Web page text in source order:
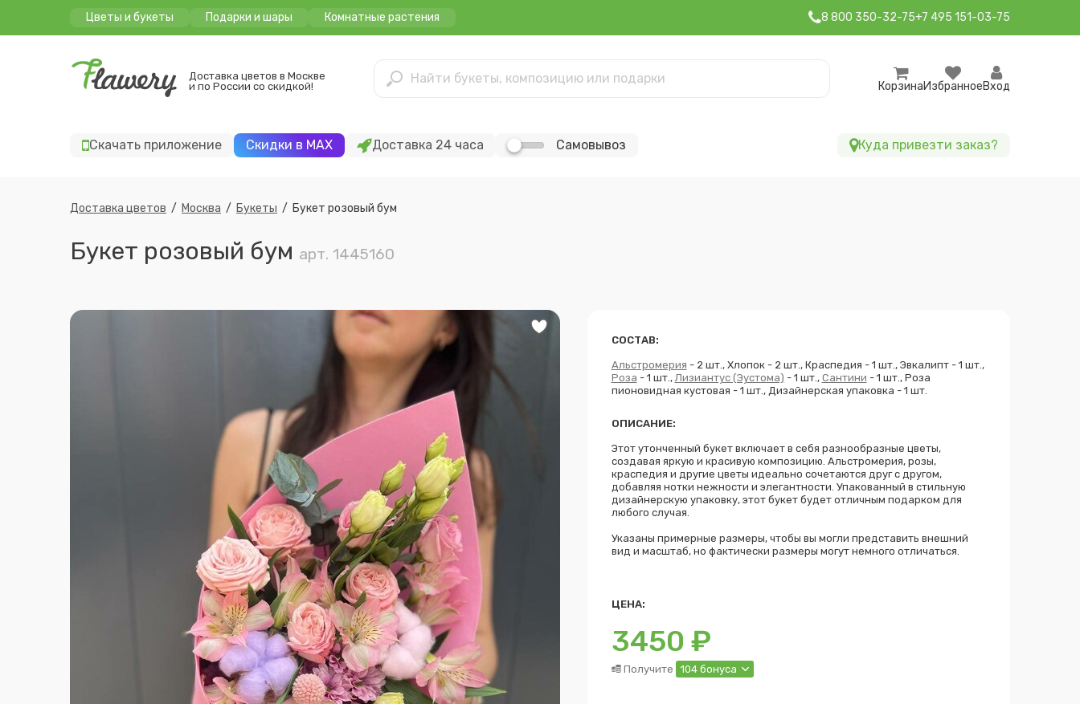
Цветы и букеты Подарки и шары Комнатные растения 8 800 350-32-75+7 495 151-03-75
Доставка цветов в Москве
и по России со скидкой!
КорзинаИзбранноеВход
Скачать приложение Скидки в MAX Доставка 24 часа Самовывоз Куда привезти заказ?
Доставка цветов / Москва / Букеты / Букет розовый бум
Букет розовый бум арт. 1445160
СОСТАВ:
Альстромерия - 2 шт., Хлопок - 2 шт., Краспедия - 1 шт., Эвкалипт - 1 шт.,
Роза - 1 шт., Лизиантус (Эустома) - 1 шт., Сантини - 1 шт., Роза
пионовидная кустовая - 1 шт., Дизайнерская упаковка - 1 шт.
ОПИСАНИЕ:
Этот утонченный букет включает в себя разнообразные цветы,
создавая яркую и красивую композицию. Альстромерия, розы,
краспедия и другие цветы идеально сочетаются друг с другом,
добавляя нотки нежности и элегантности. Упакованный в стильную
дизайнерскую упаковку, этот букет будет отличным подарком для
любого случая.
Указаны примерные размеры, чтобы вы могли представить внешний
вид и масштаб, но фактически размеры могут немного отличаться.
ЦЕНА:
3450 ₽
Получите 104 бонуса